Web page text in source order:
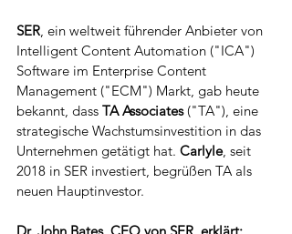
SER, ein weltweit führender Anbieter von
Intelligent Content Automation ("ICA")
Software im Enterprise Content
Management ("ECM") Markt, gab heute
bekannt, dass TA Associates ("TA"), eine
strategische Wachstumsinvestition in das
Unternehmen getätigt hat. Carlyle, seit
2018 in SER investiert, begrüßen TA als
neuen Hauptinvestor.